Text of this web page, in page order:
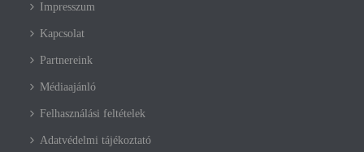
Impresszum
Kapcsolat
Partnereink
Médiaajánló
Felhasználási feltételek
Adatvédelmi tájékoztató